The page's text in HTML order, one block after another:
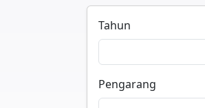
Tahun
Pengarang